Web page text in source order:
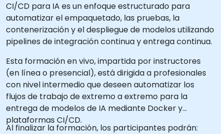
CI/CD para IA es un enfoque estructurado para
automatizar el empaquetado, las pruebas, la
contenerización y el despliegue de modelos utilizando
pipelines de integración continua y entrega continua.
Esta formación en vivo, impartida por instructores
(en línea o presencial), está dirigida a profesionales
con nivel intermedio que deseen automatizar los
flujos de trabajo de extremo a extremo para la
entrega de modelos de IA mediante Docker y
plataformas CI/CD.
Al finalizar la formación, los participantes podrán: